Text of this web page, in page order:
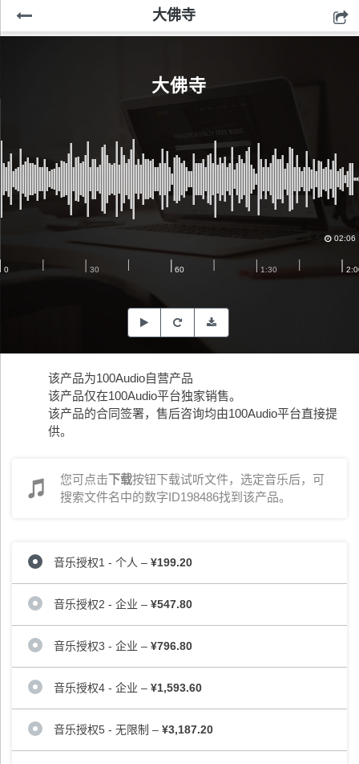
大佛寺
大佛寺
02:06
该产品为100Audio自营产品
该产品仅在100Audio平台独家销售。
该产品的合同签署，售后咨询均由100Audio平台直接提
供。
您可点击下载按钮下载试听文件，选定音乐后，可
搜索文件名中的数字ID198486找到该产品。
音乐授权1 - 个人 – ¥199.20
音乐授权2 - 企业 – ¥547.80
音乐授权3 - 企业 – ¥796.80
音乐授权4 - 企业 – ¥1,593.60
音乐授权5 - 无限制 – ¥3,187.20